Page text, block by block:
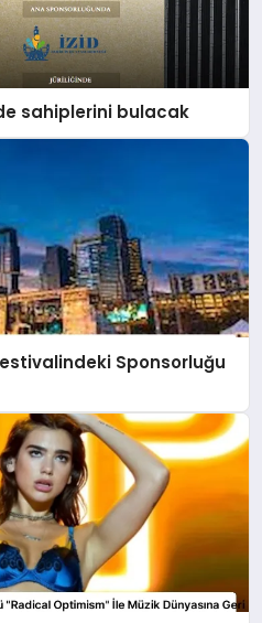
sahiplerini bulacak
Sponsorluğu